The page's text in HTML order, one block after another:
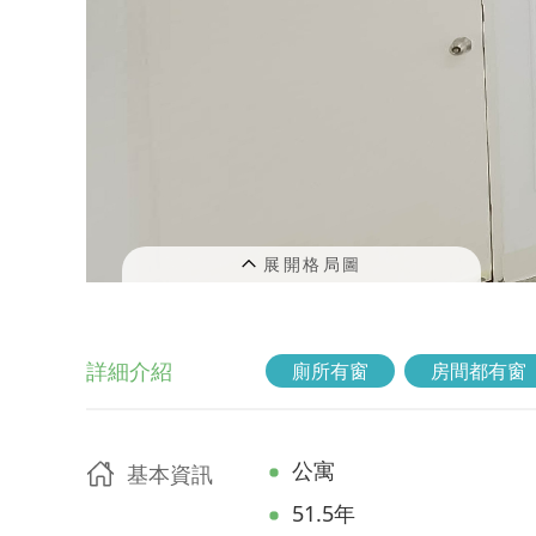
詳細介紹 廁所有窗 房間都有窗
基本資訊
公寓
51.5年